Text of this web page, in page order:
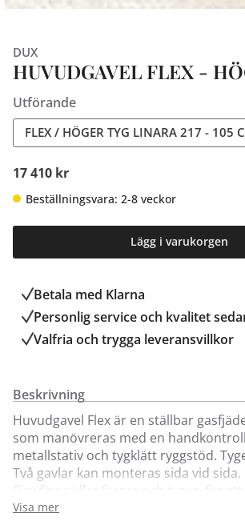
DUX
HUVUDGAVEL FLEX -
Utförande
FLEX / HÖGER TYG LINARA 217 - 105
17 410 kr
Beställningsvara: 2-8 veckor
Lägg i varukorgen
Betala med Klarna
Personlig service och kvalitet
Valfria och trygga leveransvillkor
Beskrivning
Huvudgavel Flex är en ställbar
som manövreras med en
metallstativ och tygklätt ryggstöd.
Två gavlar kan monteras sida vid
Flex finns i fler färger och tyger, för att
besök våra butiker.
Visa mer